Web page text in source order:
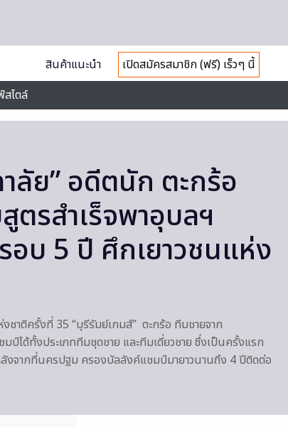
สินค้าแนะนำ
เปิดสมัครสมาชิก (ฟรี) เร็วๆ นี้
สไตล์
ลัย” อดีตนัก ตะกร้อ
ตรสำเร็จพาอุบลฯ
อบ 5 ปี ศึกเยาวชนแห่ง
ชาติครั้งที่ 35 “บุรีรัมย์เกมส์” ตะกร้อ ทีมชายจาก
ป์ได้ทั้งประเภททีมชุดชาย และทีมเดี่ยวชาย ซึ่งเป็นครั้งแรก
จากที่นครปฐม ครองบัลลังค์แชมป์มายาวนานถึง 4 ปีติดต่อ